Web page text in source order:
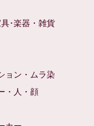
具･楽器・雑貨
ョン・ムラ染
・人・顔